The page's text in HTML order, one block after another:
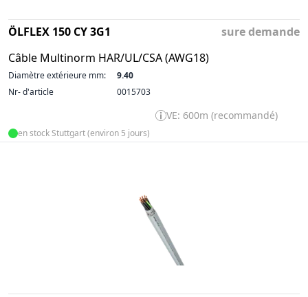
ÖLFLEX 150 CY 3G1
Câble Multinorm HAR/UL/CSA (AWG18)
sure demande
Diamètre extérieure mm:
9.40
Nr- d'article
0015703
VE: 600m (recommandé)
en stock Stuttgart (environ 5 jours)